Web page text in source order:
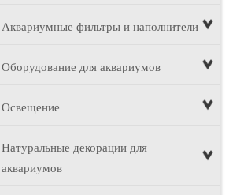
Аквариумные фильтры и наполнители
Оборудование для аквариумов
Освещение
Натуральные декорации для
аквариумов